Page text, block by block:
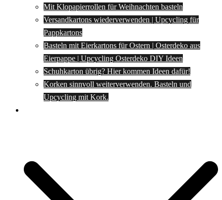
Mit Klopapierrollen für Weihnachten basteln
Versandkartons wiederverwenden | Upcycling für
Pappkartons
Basteln mit Eierkartons für Ostern | Osterdeko aus
Eierpappe | Upcycling Osterdeko DIY Ideen
Schuhkarton übrig? Hier kommen Ideen dafür!
Korken sinnvoll weiterverwenden. Basteln und
Upcycling mit Kork.